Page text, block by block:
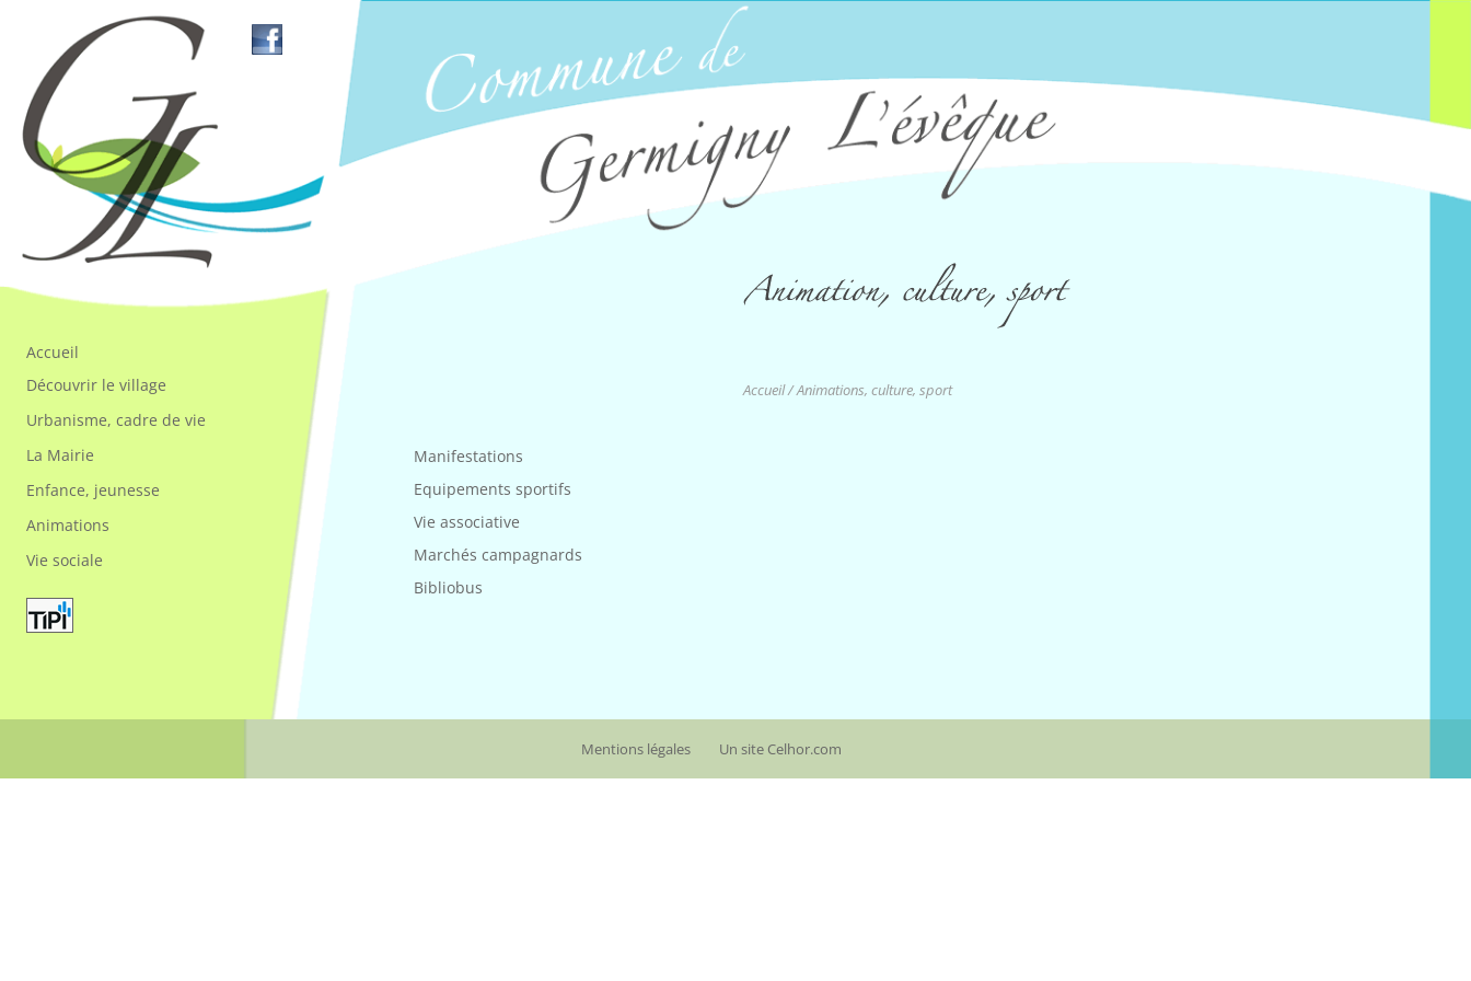
Accueil
Découvrir le village
Urbanisme, cadre de vie
La Mairie
Enfance, jeunesse
Animations
Vie sociale
Accueil/ Animations, culture, sport
Manifestations
Equipements sportifs
Vie associative
Marchés campagnards
Bibliobus
Mentions légales Un site Celhor.com